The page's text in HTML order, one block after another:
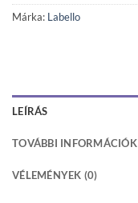
Márka: Labello
LEÍRÁS
TOVÁBBI INFORMÁCIÓK
VÉLEMÉNYEK (0)